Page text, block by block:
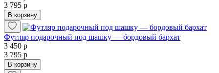
3 795 р
В корзину
Футляр подарочный под шашку — бордовый бархат
3 450 р
3 795 р
В корзину